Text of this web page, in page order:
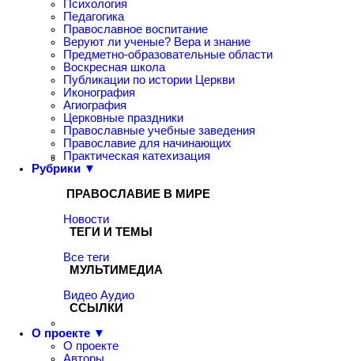
Психология
Педагогика
Православное воспитание
Веруют ли ученые? Вера и знание
Предметно-образовательные области
Воскресная школа
Публикации по истории Церкви
Иконография
Агиография
Церковные праздники
Православные учебные заведения
Православие для начинающих
Практическая катехизация
Рубрики ▼
ПРАВОСЛАВИЕ В МИРЕ
Новости
ТЕГИ И ТЕМЫ
Все теги
МУЛЬТИМЕДИА
Видео Аудио
ССЫЛКИ
О проекте ▼
О проекте